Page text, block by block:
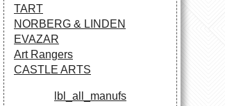
TART
NORBERG & LINDEN
EVAZAR
Art Rangers
CASTLE ARTS
lbl_all_manufs